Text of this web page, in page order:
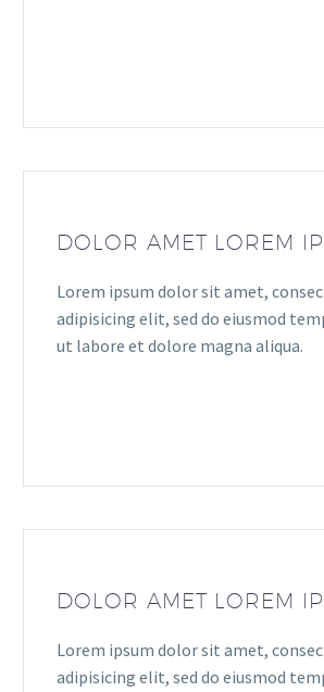
DOLOR AMET LOREM
Lorem ipsum dolor sit amet,
adipisicing elit, sed do eiusmod
ut labore et dolore magna aliqua.
DOLOR AMET LOREM
Lorem ipsum dolor sit amet,
adipisicing elit, sed do eiusmod